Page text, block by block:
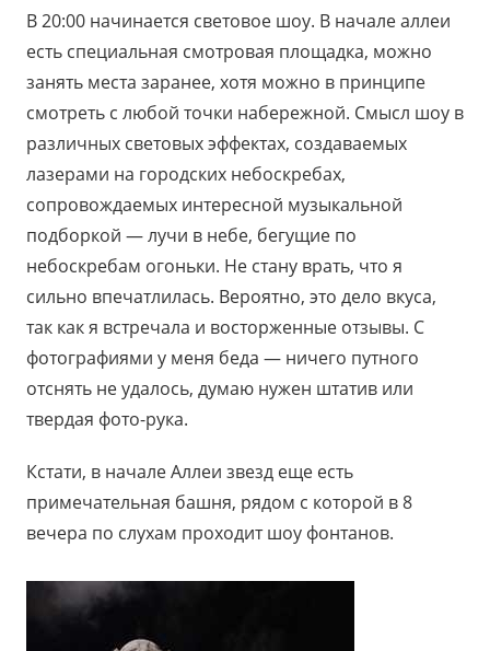
В 20:00 начинается световое шоу. В начале аллеи
есть специальная смотровая площадка, можно
занять места заранее, хотя можно в принципе
смотреть с любой точки набережной. Смысл шоу в
различных световых эффектах, создаваемых
лазерами на городских небоскребах,
сопровождаемых интересной музыкальной
подборкой — лучи в небе, бегущие по
небоскребам огоньки. Не стану врать, что я
сильно впечатлилась. Вероятно, это дело вкуса,
так как я встречала и восторженные отзывы. С
фотографиями у меня беда — ничего путного
отснять не удалось, думаю нужен штатив или
твердая фото-рука.
Кстати, в начале Аллеи звезд еще есть
примечательная башня, рядом с которой в 8
вечера по слухам проходит шоу фонтанов.